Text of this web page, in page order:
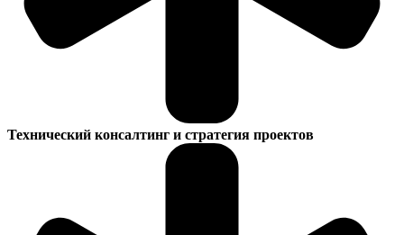
Технический консалтинг и стратегия проектов